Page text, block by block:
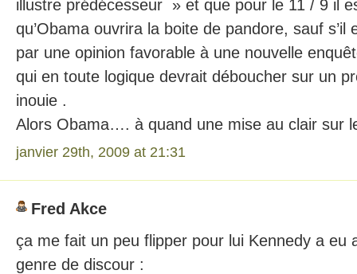
illustre prédécesseur » et que pour le 11 / 9 il
qu’Obama ouvrira la boite de pandore, sauf s’il
par une opinion favorable à une nouvelle
qui en toute logique devrait déboucher sur un
inouie .
Alors Obama…. à quand une mise au clair sur
janvier 29th, 2009 at 21:31
Fred Akce
ça me fait un peu flipper pour lui Kennedy a eu
genre de discour :